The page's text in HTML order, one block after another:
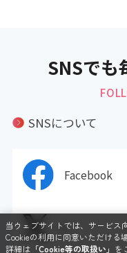
SNSでも
SNSについて
Facebook
X
当ウェブサイトでは、サービス
Cookieの利用に同意いただける
詳細は 「Cookie等の取扱い」 を